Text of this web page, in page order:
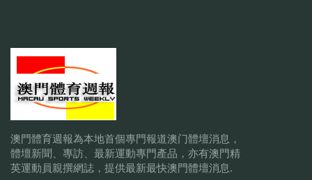
澳門體育週報為本地首個專門報道澳门體壇消息，
體壇新聞、專訪、最新運動專門產品，亦有澳門精
英運動員親撰網誌，提供最新最快澳門體壇消息.